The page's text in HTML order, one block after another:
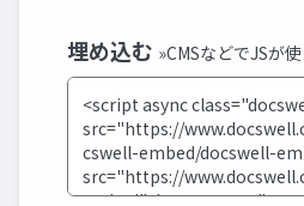
埋め込む »CMSなどでJSが